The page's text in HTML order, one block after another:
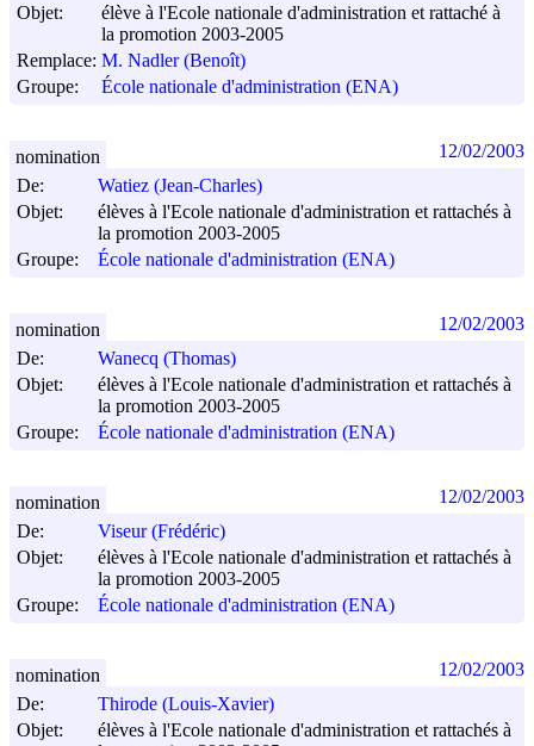
Objet:
élève à l'Ecole nationale d'administration et rattaché à
la promotion 2003-2005
Remplace: M. Nadler (Benoît)
Groupe:
École nationale d'administration (ENA)
De:
Watiez (Jean-Charles)
Objet:
élèves à l'Ecole nationale d'administration et rattachés à
la promotion 2003-2005
Groupe:
École nationale d'administration (ENA)
nomination 12/02/2003
De:
Wanecq (Thomas)
Objet:
élèves à l'Ecole nationale d'administration et rattachés à
la promotion 2003-2005
Groupe:
École nationale d'administration (ENA)
nomination 12/02/2003
De:
Viseur (Frédéric)
Objet:
élèves à l'Ecole nationale d'administration et rattachés à
la promotion 2003-2005
Groupe:
École nationale d'administration (ENA)
nomination 12/02/2003
De:
Thirode (Louis-Xavier)
Objet:
élèves à l'Ecole nationale d'administration et rattachés à
nomination 12/02/2003